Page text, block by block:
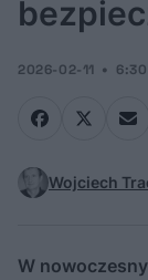
2026-02-11 6:30
Wojciech
W